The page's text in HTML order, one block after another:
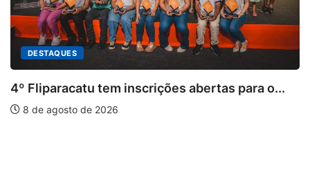
DESTAQUES
4º Fliparacatu tem inscrições abertas para o...
8 de agosto de 2026